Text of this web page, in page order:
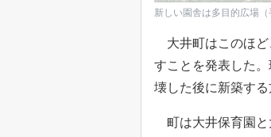
新しい園舎は多目的広場
大井町はこのほど
すことを発表した
壊した後に新築する
町は大井保育園と